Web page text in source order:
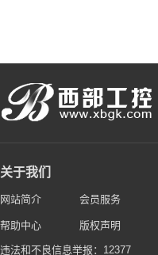
关于我们
网站简介 会员服务
帮助中心 版权声明
违法和不良信息举报：12377